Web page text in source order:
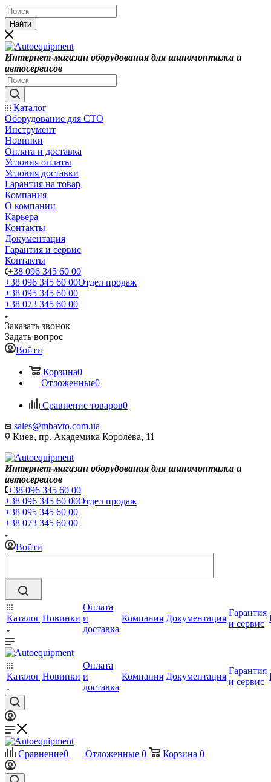
Найти
Интернет-магазин оборудования для шиномонтажа и
автосервисов
Каталог
Оборудование для СТО
Инструмент
Новинки
Оплата и доставка
Условия оплаты
Условия доставки
Гарантия на товар
Компания
О компании
Карьера
Контакты
Документация
Гарантия и сервис
Контакты
+38 096 345 60 00
+38 096 345 60 00Отдел продаж
+38 095 345 60 00
+38 073 345 60 00
Заказать звонок
Задать вопрос
Войти
Корзина0
Отложенные0
Сравнение товаров0
sales@mbavto.com.ua
Киев, пр. Академика Королёва, 11
Интернет-магазин оборудования для шиномонтажа и
автосервисов
+38 096 345 60 00
+38 096 345 60 00Отдел продаж
+38 095 345 60 00
+38 073 345 60 00
Войти
Каталог Новинки
Оплата
и
доставка
Компания Документация
Гарантия
и сервис
Каталог Новинки
Оплата
и
доставка
Компания Документация
Гарантия
и сервис
Сравнение0 Отложенные 0 Корзина 0